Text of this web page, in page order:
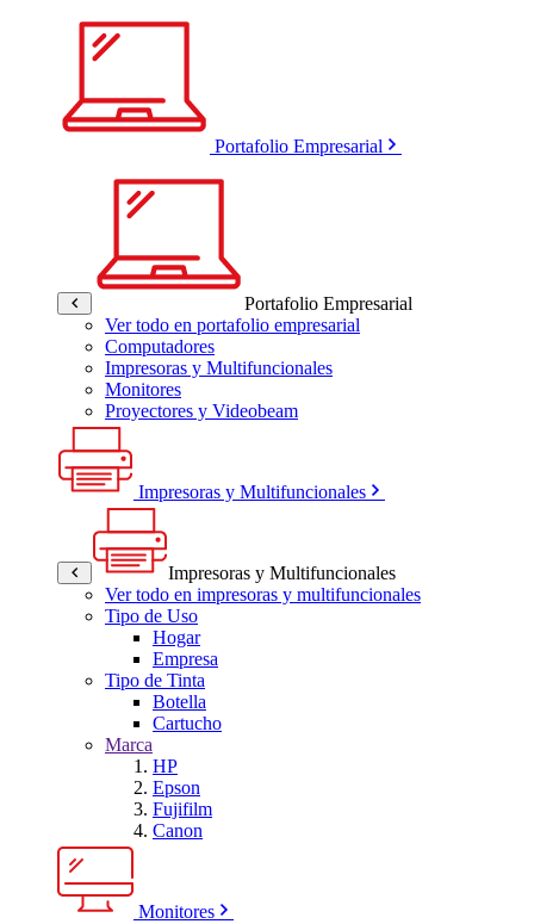
Portafolio Empresarial
Portafolio Empresarial
Ver todo en portafolio empresarial
Computadores
Impresoras y Multifuncionales
Monitores
Proyectores y Videobeam
Impresoras y Multifuncionales
Impresoras y Multifuncionales
Ver todo en impresoras y multifuncionales
Tipo de Uso
Hogar
Empresa
Tipo de Tinta
Botella
Cartucho
Marca
HP
Epson
Fujifilm
Canon
Monitores